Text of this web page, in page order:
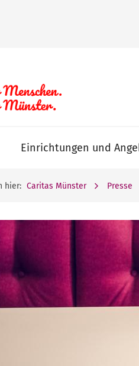
Einrichtungen und
hier: Caritas Münster Presse